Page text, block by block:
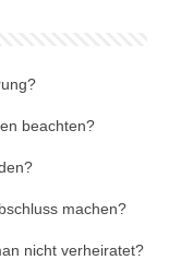
beachten?
machen?
nicht verheiratet?